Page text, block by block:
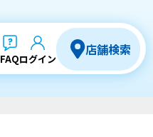
FAQログイン
店舗検索